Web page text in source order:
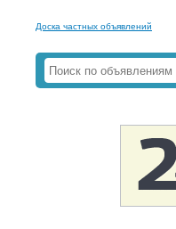
Доска частных объявлений